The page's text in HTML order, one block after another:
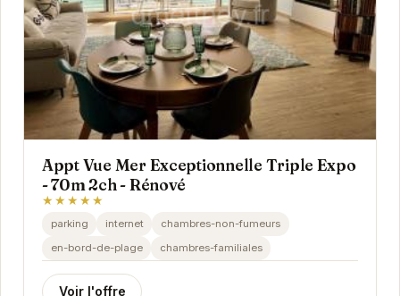
Appt Vue Mer Exceptionnelle Triple Expo
- 70m 2ch - Rénové
★★★★★
parking internet
chambres-non-fumeurs
en-bord-de-plage
chambres-familiales
Voir l'offre